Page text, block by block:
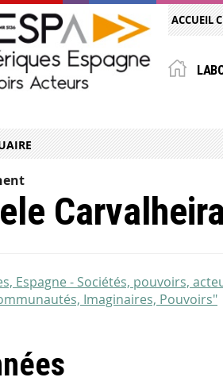
ACCUEIL
Espagne - Sociétés, pouvoirs,
Imaginaires, Pouvoirs"